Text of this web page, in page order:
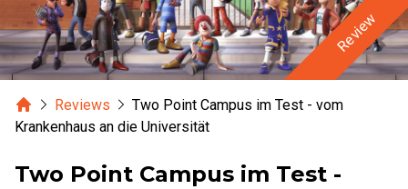
Review
HomeReviews
Two Point Campus im Test - vom
Krankenhaus an die Universität
Two Point Campus im Test -